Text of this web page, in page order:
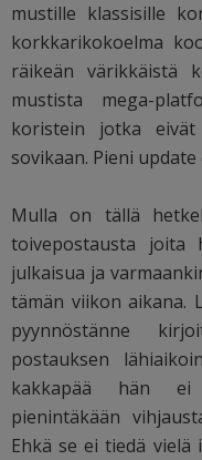
mustille klassisille
korkkarikokoelma
räikeän värikkäistä
mustista mega-
koristein jotka
sovikaan. Pieni
Mulla on tällä
toivepostausta joita
julkaisua ja
tämän viikon aikana.
pyynnöstänne
postauksen
kakkapää hän ei
pienintäkään
Ehkä se ei tiedä vielä